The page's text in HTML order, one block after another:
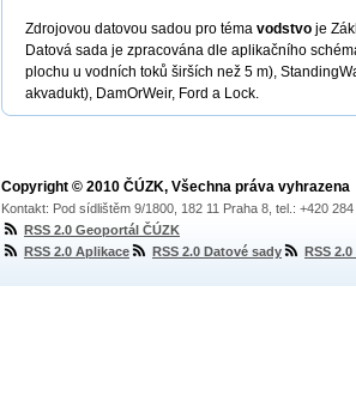
Zdrojovou datovou sadou pro téma vodstvo je
Datová sada je zpracována dle aplikačního
plochu u vodních toků širších než 5 m),
akvadukt), DamOrWeir, Ford a Lock.
Copyright © 2010 ČÚZK, Všechna práva vyhrazena
Kontakt: Pod sídlištěm 9/1800, 182 11 Praha 8, tel.: +420
RSS 2.0 Geoportál ČÚZK
RSS 2.0 Aplikace
RSS 2.0 Datové sady RSS